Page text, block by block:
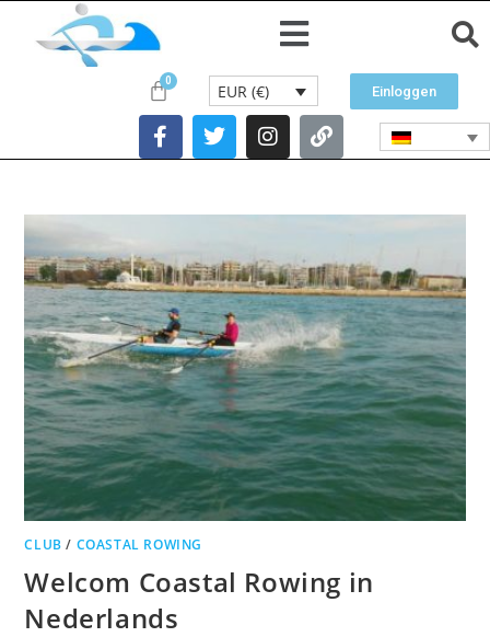
EUR (€) Einloggen
CLUB / COASTAL ROWING
Welcom Coastal Rowing in
Nederlands